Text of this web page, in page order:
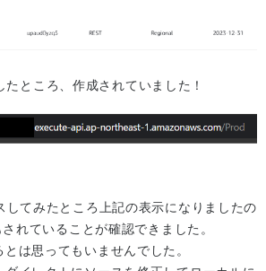
ところ、作成されていました！
してみたところ上記の表示になりましたの
れていることが確認できました。
は思ってもいませんでした。